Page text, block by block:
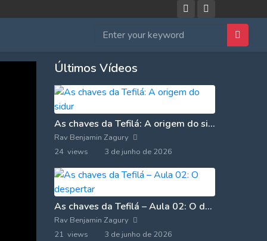
Últimos Vídeos
As chaves da Tefilá: A origem do sidur
Rav Benjamin Zagury
24 views
3 de junho de 2026
As chaves da Tefilá – Aula 02: O despertar
Rav Benjamin Zagury
21 views
3 de junho de 2026